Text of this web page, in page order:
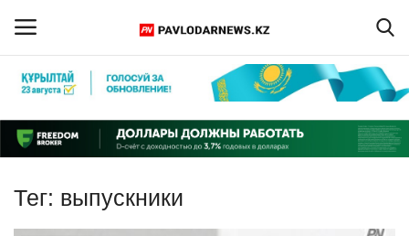
Регистрация
Главная
Обратная связь
Тег: выпускники